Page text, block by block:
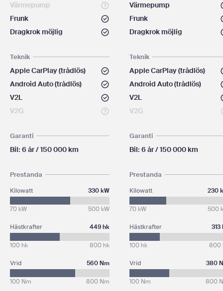
Värmepump
Frunk
Dragkrok möjlig
Teknik
Apple CarPlay (trådlös)
Android Auto (trådlös)
V2L
V2G
Garanti
Bil: 6 år / 150 000 km
Prestanda
Kilowatt 330 kW
70 kW 500 kW
Hästkrafter 449 hk
100 hk 800 hk
Vrid 560 Nm
100 Nm 800 Nm
Värmepump
Frunk
Dragkrok möjlig
Teknik
Apple CarPlay (trådlös)
Android Auto (trådlös)
V2L
V2G
Garanti
Bil: 6 år / 150 000 km
Prestanda
Kilowatt 230
70 kW 500
Hästkrafter 313
100 hk 800
Vrid 380
100 Nm 800